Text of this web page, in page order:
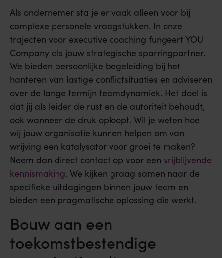
Als ondernemer sta je er vaak alleen voor bij
complexe personele vraagstukken. In onze
trajecten voor executive coaching fungeert YOU
Company als jouw strategische sparringpartner.
We bieden persoonlijke begeleiding bij het
hanteren van lastige conflictsituaties en adviseren
over de lange termijn teamdynamiek. Het doel is
dat jij als leider de rust en de autoriteit behoudt,
ook wanneer de druk oploopt. Wil je weten hoe
wij jouw organisatie kunnen helpen om van
wrijving een katalysator voor groei te maken?
Neem dan direct contact op voor een vrijblijvende
kennismaking. We kijken graag samen naar de
specifieke uitdagingen binnen jouw team en
bieden een pragmatische oplossing die werkt.
Bouw aan een
toekomstbestendige